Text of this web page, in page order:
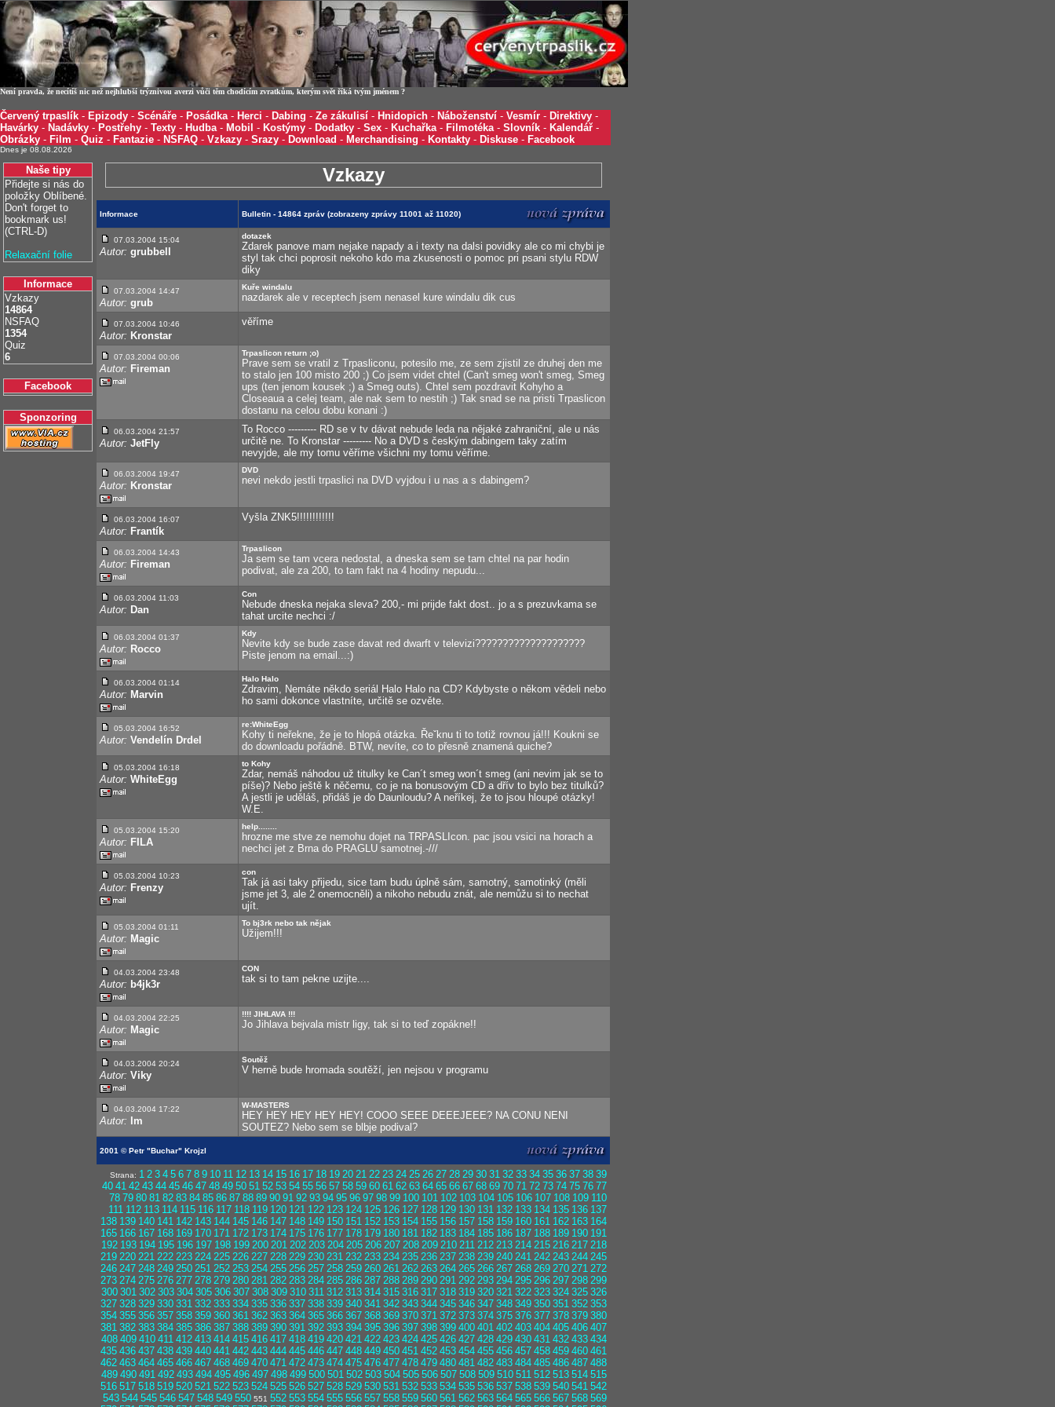
Není pravda, že necítíš nic než nejhlubší trýznivou averzi vůči těm chodícím zvratkům, kterým svět říká tvým jménem ?
Červený trpaslík - Epizody - Scénáře - Posádka- Herci - Dabing - Ze zákulisí - Hnidopich - Náboženství - Vesmír - Direktivy -
Havárky - Nadávky - Postřehy - Texty - Hudba- Mobil - Kostýmy - Dodatky - Sex - Kuchařka- Filmotéka- Slovník - Kalendář -
Obrázky - Film - Quiz - Fantazie - NSFAQ - Vzkazy - Srazy - Download - Merchandising - Kontakty - Diskuse - Facebook
Dnes je 08.08.2026
Naše tipy
Přidejte si nás do
položky Oblíbené.
Don't forget to
bookmark us!
(CTRL-D)
Relaxační folie
Informace
Vzkazy
14864
NSFAQ
1354
Quiz
6
Facebook
Sponzoring
Vzkazy
Informace Bulletin - 14864 zpráv (zobrazeny zprávy 11001 až 11020)
07.03.2004 15:04
Autor: grubbell
dotazek
Zdarek panove mam nejake napady a i texty na dalsi povidky ale co mi chybi je
styl tak chci poprosit nekoho kdo ma zkusenosti o pomoc pri psani stylu RDW
diky
07.03.2004 14:47
Autor: grub
Kuře windalu
nazdarek ale v receptech jsem nenasel kure windalu dik cus
07.03.2004 10:46
Autor: Kronstar
věříme
07.03.2004 00:06
Autor: Fireman
Trpaslicon return ;o)
Prave sem se vratil z Trpasliconu, potesilo me, ze sem zjistil ze druhej den me
to stalo jen 100 misto 200 ;) Co jsem videt chtel (Can't smeg won't smeg, Smeg
ups (ten jenom kousek ;) a Smeg outs). Chtel sem pozdravit Kohyho a
Closeaua a celej team, ale nak sem to nestih ;) Tak snad se na pristi Trpaslicon
dostanu na celou dobu konani :)
06.03.2004 21:57
Autor: JetFly
To Rocco --------- RD se v tv dávat nebude leda na nějaké zahraniční, ale u nás
určitě ne. To Kronstar --------- No a DVD s českým dabingem taky zatím
nevyjde, ale my tomu věříme všichni my tomu věříme.
06.03.2004 19:47
Autor: Kronstar
DVD
nevi nekdo jestli trpaslici na DVD vyjdou i u nas a s dabingem?
06.03.2004 16:07
Autor: Frantík
Vyšla ZNK5!!!!!!!!!!!!
06.03.2004 14:43
Autor: Fireman
Trpaslicon
Ja sem se tam vcera nedostal, a dneska sem se tam chtel na par hodin
podivat, ale za 200, to tam fakt na 4 hodiny nepudu...
06.03.2004 11:03
Autor: Dan
Con
Nebude dneska nejaka sleva? 200,- mi prijde fakt dost.. jo a s prezuvkama se
tahat urcite nechci :/
06.03.2004 01:37
Autor: Rocco
Kdy
Nevite kdy se bude zase davat red dwarft v televizi????????????????????
Piste jenom na email...:)
06.03.2004 01:14
Autor: Marvin
Halo Halo
Zdravim, Nemáte někdo seriál Halo Halo na CD? Kdybyste o někom vědeli nebo
ho sami dokonce vlastníte, určitě se ozvěte.
05.03.2004 16:52
Autor: Vendelín Drdel
re:WhiteEgg
Kohy ti neřekne, že je to hlopá otázka. Řeˇknu ti to totiž rovnou já!!! Koukni se
do downloadu pořádně. BTW, nevíte, co to přesně znamená quiche?
05.03.2004 16:18
Autor: WhiteEgg
to Kohy
Zdar, nemáš náhodou už titulky ke Can´t smeg won´t smeg (ani nevim jak se to
píše)? Nebo ještě k něčemu, co je na bonusovým CD a dřív to bylo bez titulků?
A jestli je uděláš, přidáš je do Daunloudu? A neříkej, že to jsou hloupé otázky!
W.E.
05.03.2004 15:20
Autor: FILA
help........
hrozne me stve ze nemohu dojet na TRPASLIcon. pac jsou vsici na horach a
nechci jet z Brna do PRAGLU samotnej.-///
05.03.2004 10:23
Autor: Frenzy
con
Tak já asi taky přijedu, sice tam budu úplně sám, samotný, samotinký (měli
jsme jet 3, ale 2 onemocněli) a nikoho nebudu znát, ale nemůžu si to nechat
ujít.
05.03.2004 01:11
Autor: Magic
To bj3rk nebo tak nějak
Užijem!!!
04.03.2004 23:48
Autor: b4jk3r
CON
tak si to tam pekne uzijte....
04.03.2004 22:25
Autor: Magic
!!!! JIHLAVA !!!
Jo Jihlava bejvala mistr ligy, tak si to teď zopákne!!
04.03.2004 20:24
Autor: Viky
Soutěž
V herně bude hromada soutěží, jen nejsou v programu
04.03.2004 17:22
Autor: lm
W-MASTERS
HEY HEY HEY HEY HEY! COOO SEEE DEEEJEEE? NA CONU NENI
SOUTEZ? Nebo sem se blbje podival?
2001 © Petr "Buchar" Krojzl
Strana: 1 2 3 4 5 6 7 8 9 10 11 12 13 14 15 16 17 18 19 20 21 22 23 24 25 26 27 28 29 30 31 32 33 34 35 36 37 38 39
40 41 42 43 44 45 46 47 48 49 50 51 52 53 54 55 56 57 58 59 60 61 62 63 64 65 66 67 68 69 70 71 72 73 74 75 76 77
78 79 80 81 82 83 84 85 86 87 88 89 90 91 92 93 94 95 96 97 98 99 100 101 102 103 104 105 106 107 108 109 110
111 112 113 114 115 116 117 118 119 120 121 122 123 124 125 126 127 128 129 130 131 132 133 134 135 136 137
138 139 140 141 142 143 144 145 146 147 148 149 150 151 152 153 154 155 156 157 158 159 160 161 162 163 164
165 166 167 168 169 170 171 172 173 174 175 176 177 178 179 180 181 182 183 184 185 186 187 188 189 190 191
192 193 194 195 196 197 198 199 200 201 202 203 204 205 206 207 208 209 210 211 212 213 214 215 216 217 218
219 220 221 222 223 224 225 226 227 228 229 230 231 232 233 234 235 236 237 238 239 240 241 242 243 244 245
246 247 248 249 250 251 252 253 254 255 256 257 258 259 260 261 262 263 264 265 266 267 268 269 270 271 272
273 274 275 276 277 278 279 280 281 282 283 284 285 286 287 288 289 290 291 292 293 294 295 296 297 298 299
300 301 302 303 304 305 306 307 308 309 310 311 312 313 314 315 316 317 318 319 320 321 322 323 324 325 326
327 328 329 330 331 332 333 334 335 336 337 338 339 340 341 342 343 344 345 346 347 348 349 350 351 352 353
354 355 356 357 358 359 360 361 362 363 364 365 366 367 368 369 370 371 372 373 374 375 376 377 378 379 380
381 382 383 384 385 386 387 388 389 390 391 392 393 394 395 396 397 398 399 400 401 402 403 404 405 406 407
408 409 410 411 412 413 414 415 416 417 418 419 420 421 422 423 424 425 426 427 428 429 430 431 432 433 434
435 436 437 438 439 440 441 442 443 444 445 446 447 448 449 450 451 452 453 454 455 456 457 458 459 460 461
462 463 464 465 466 467 468 469 470 471 472 473 474 475 476 477 478 479 480 481 482 483 484 485 486 487 488
489 490 491 492 493 494 495 496 497 498 499 500 501 502 503 504 505 506 507 508 509 510 511 512 513 514 515
516 517 518 519 520 521 522 523 524 525 526 527 528 529 530 531 532 533 534 535 536 537 538 539 540 541 542
543 544 545 546 547 548 549 550 551 552 553 554 555 556 557 558 559 560 561 562 563 564 565 566 567 568 569